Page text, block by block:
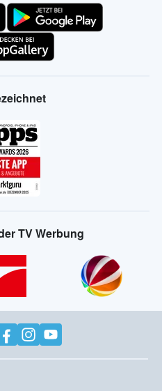
TV Werbung